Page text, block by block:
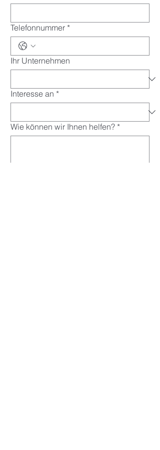
Telefonnummer *
Ihr Unternehmen
Interesse an *
Wie können wir Ihnen helfen? *